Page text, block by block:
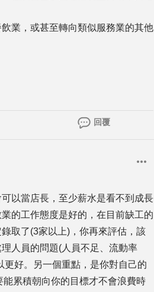
業，或甚至轉向類似服務業的其他
回覆
以當店長，至少薪水是看不到成長
的工作態度是好的，在目前缺工的
取了(3家以上)，你再來評估，該
人員的問題(人員不足、流動率
好。另一個重點，是你對自己的
累積朝向你的目標才不會浪費時